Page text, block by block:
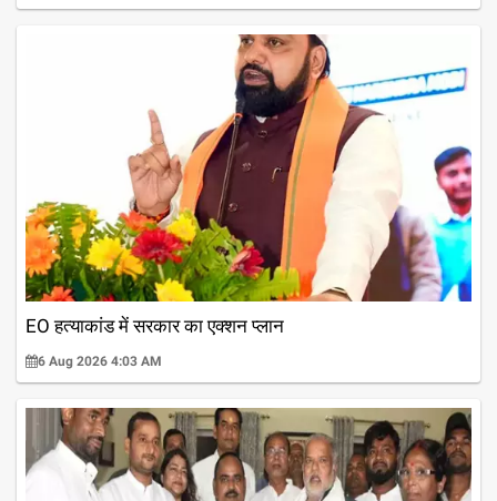
EO हत्याकांड में सरकार का एक्शन प्लान
6 Aug 2026 4:03 AM